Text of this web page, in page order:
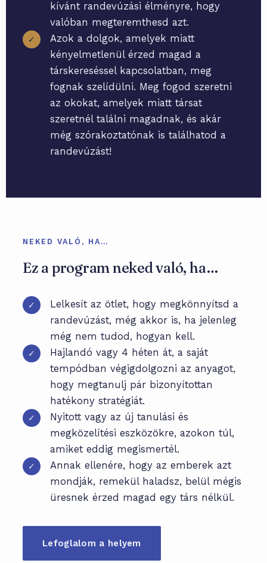
kívánt randevúzási élményre, hogy
valóban megteremthesd azt.
✓
Azok a dolgok, amelyek miatt
kényelmetlenül érzed magad a
társkereséssel kapcsolatban, meg
fognak szelídülni. Meg fogod szeretni
az okokat, amelyek miatt társat
szeretnél találni magadnak, és akár
még szórakoztatónak is találhatod a
randevúzást!
NEKED VALÓ, HA…
Ez a program neked való, ha…
✓
Lelkesít az ötlet, hogy megkönnyítsd a
randevúzást, még akkor is, ha jelenleg
még nem tudod, hogyan kell.
✓
Hajlandó vagy 4 héten át, a saját
tempódban végigdolgozni az anyagot,
hogy megtanulj pár bizonyítottan
hatékony stratégiát.
✓
Nyitott vagy az új tanulási és
megközelítési eszközökre, azokon túl,
amiket eddig megismertél.
✓
Annak ellenére, hogy az emberek azt
mondják, remekül haladsz, belül mégis
üresnek érzed magad egy társ nélkül.
Lefoglalom a helyem